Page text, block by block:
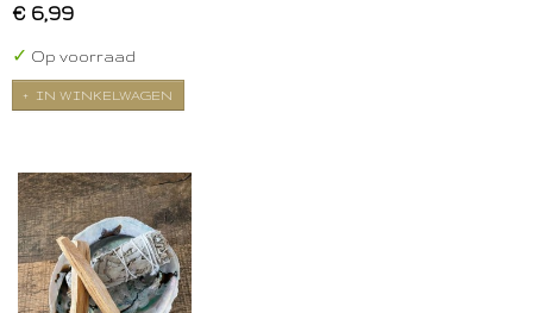
€ 6,99
✓ Op voorraad
IN WINKELWAGEN